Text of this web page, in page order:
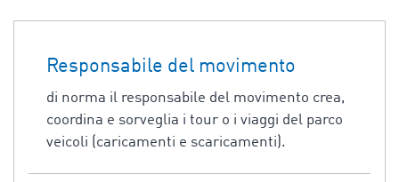
Responsabile del movimento
di norma il responsabile del movimento crea,
coordina e sorveglia i tour o i viaggi del parco
veicoli (caricamenti e scaricamenti).